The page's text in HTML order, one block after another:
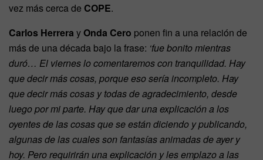
vez más cerca de COPE.
Carlos Herrera yOnda Cero ponen fin a una relación de
más de una década bajo la frase: ‘fue bonito mientras
duró… El viernes lo comentaremos con tranquilidad. Hay
que decir más cosas, porque eso sería incompleto. Hay
que decir más cosas y todas de agradecimiento, desde
luego por mi parte. Hay que dar una explicación a los
oyentes de las cosas que se están diciendo y publicando,
algunas de las cuales son fantasías animadas de ayer y
hoy. Pero requirirán una explicación y les emplazo a las